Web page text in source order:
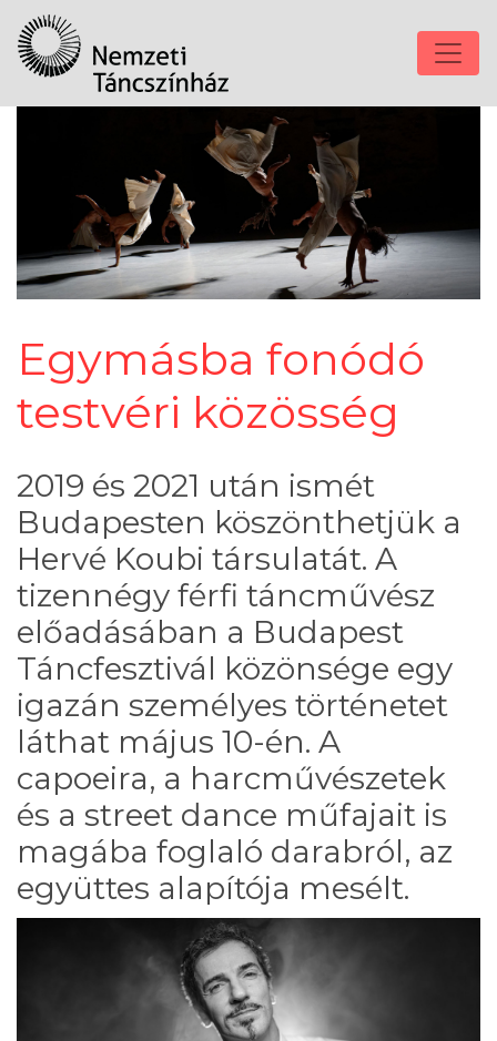
Egymásba fonódó
testvéri közösség
2019 és 2021 után ismét
Budapesten köszönthetjük a
Hervé Koubi társulatát. A
tizennégy férfi táncművész
előadásában a Budapest
Táncfesztivál közönsége egy
igazán személyes történetet
láthat május 10-én. A
capoeira, a harcművészetek
és a street dance műfajait is
magába foglaló darabról, az
együttes alapítója mesélt.